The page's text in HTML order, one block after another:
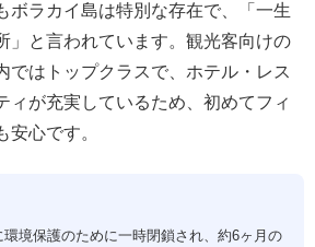
ボラカイ島は特別な存在で、「一生
」と言われています。観光客向けの
ではトップクラスで、ホテル・レス
ィが充実しているため、初めてフィ
安心です。
環境保護のために一時閉鎖され、約6ヶ月の